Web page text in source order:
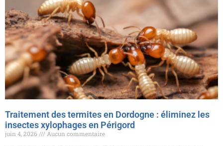
Traitement des termites en Dordogne : éliminez les
insectes xylophages en Périgord
juin 4, 2026
Aucun commentaire